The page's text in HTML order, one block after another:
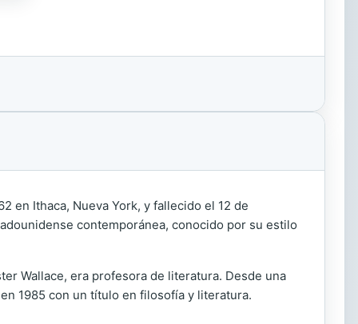
en Ithaca, Nueva York, y fallecido el 12 de
contemporánea, conocido por su estilo
Wallace, era profesora de literatura. Desde una
1985 con un título en filosofía y literatura.